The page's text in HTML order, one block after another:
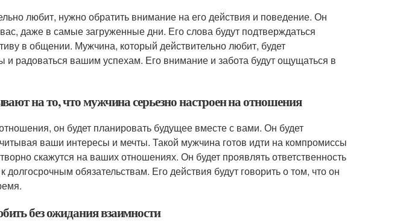
любит, нужно обратить внимание на его действия и поведение. Он
даже в самые загруженные дни. Его слова будут подтверждаться
в общении. Мужчина, который действительно любит, будет
радоваться вашим успехам. Его внимание и забота будут ощущаться в
на то, что мужчина серьезно настроен на отношения
он будет планировать будущее вместе с вами. Он будет
ваши интересы и мечты. Такой мужчина готов идти на компромиссы
скажутся на ваших отношениях. Он будет проявлять ответственность
долгосрочным обязательствам. Его действия будут говорить о том, что он
без ожидания взаимности